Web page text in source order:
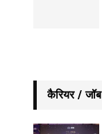
कैरियर / जॉब